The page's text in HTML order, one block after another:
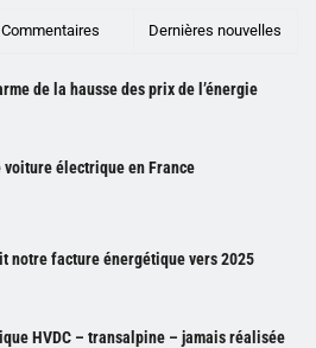
Commentaires Dernières nouvelles
de la hausse des prix de l’énergie
voiture électrique en France
notre facture énergétique vers 2025
HVDC – transalpine – jamais réalisée